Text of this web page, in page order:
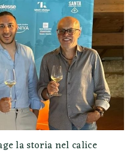
la storia nel calice